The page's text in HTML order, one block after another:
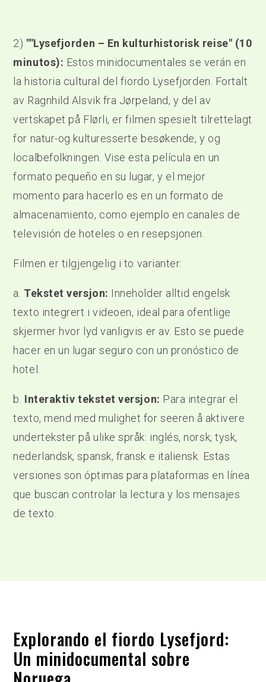
2) ""Lysefjorden – En kulturhistorisk reise" (10
minutos): Estos minidocumentales se verán en
la historia cultural del fiordo Lysefjorden. Fortalt
av Ragnhild Alsvik fra Jørpeland, y del av
vertskapet på Flørli, er filmen spesielt tilrettelagt
for natur-og kulturesserte besøkende, y og
localbefolkningen. Vise esta película en un
formato pequeño en su lugar, y el mejor
momento para hacerlo es en un formato de
almacenamiento, como ejemplo en canales de
televisión de hoteles o en resepsjonen.
Filmen er tilgjengelig i to varianter:
a. Tekstet versjon: Inneholder alltid engelsk
texto integrert i videoen, ideal para ofentlige
skjermer hvor lyd vanligvis er av. Esto se puede
hacer en un lugar seguro con un pronóstico de
hotel.
b. Interaktiv tekstet versjon: Para integrar el
texto, mend med mulighet for seeren å aktivere
undertekster på ulike språk: inglés, norsk, tysk,
nederlandsk, spansk, fransk e italiensk. Estas
versiones son óptimas para plataformas en línea
que buscan controlar la lectura y los mensajes
de texto.
Explorando el fiordo Lysefjord:
Un minidocumental sobre